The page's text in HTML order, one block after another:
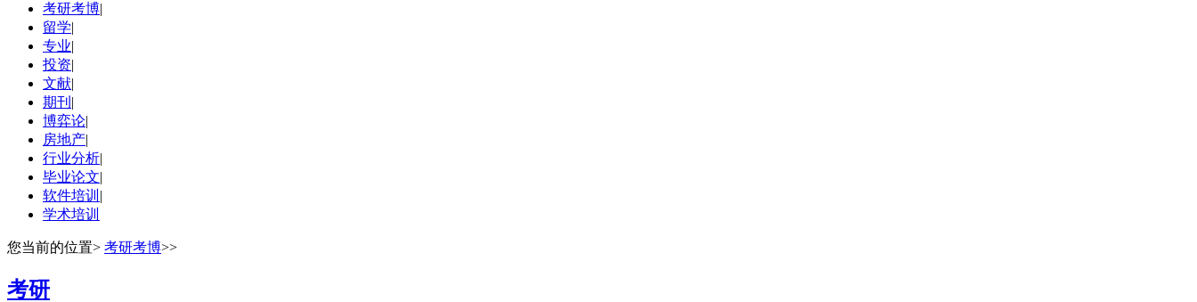
考研考博|
留学|
专业|
投资|
文献|
期刊 |
博弈论|
房地产|
行业分析|
毕业论文|
软件培训 |
学术培训
您当前的位置> 考研考博>>
考研